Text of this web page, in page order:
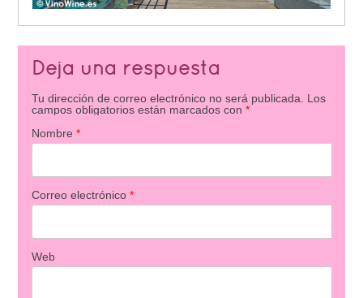
Deja una respuesta
Tu dirección de correo electrónico no será publicada.
Los
campos obligatorios están marcados con *
Nombre *
Correo electrónico *
Web